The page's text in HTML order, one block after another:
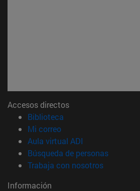
Accesos directos
Biblioteca
Mi correo(abre en nueva
Aula virtual ADI
Búsqueda de personas(abre en
Trabaja con nosotros(abre en
Información